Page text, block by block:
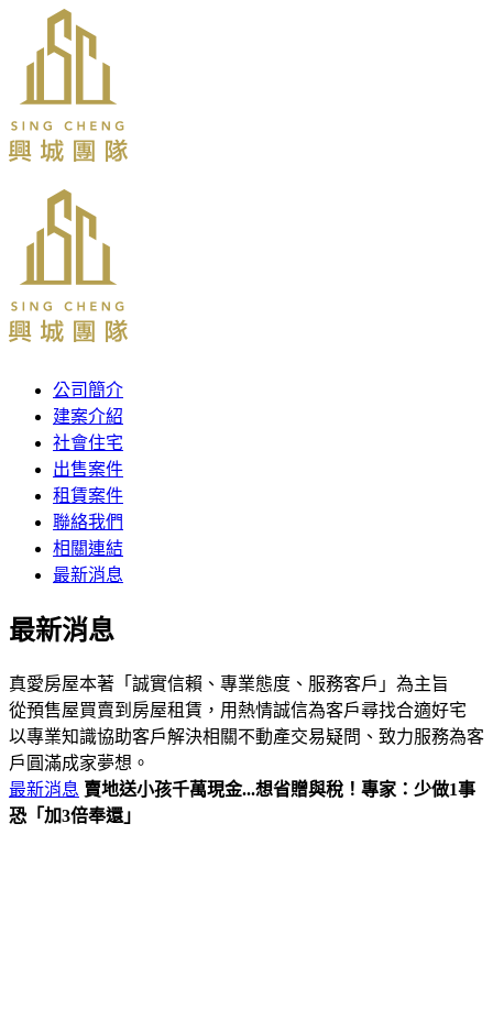
公司簡介
建案介紹
社會住宅
出售案件
租賃案件
聯絡我們
相關連結
最新消息
最新消息
真愛房屋本著「誠實信賴、專業態度、服務客戶」為主旨
從預售屋買賣到房屋租賃，用熱情誠信為客戶尋找合適好宅
以專業知識協助客戶解決相關不動產交易疑問、致力服務為客
戶圓滿成家夢想。
最新消息 賣地送小孩千萬現金...想省贈與稅！專家：少做1事
恐「加3倍奉還」